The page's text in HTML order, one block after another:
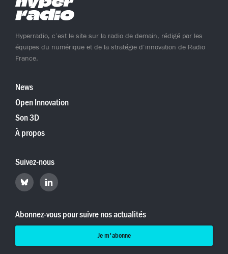
Hyperradio, c’est le site sur la radio de demain, rédigé par les
équipes du numérique et de la stratégie d’innovation de Radio
France.
News
Open Innovation
Son 3D
À propos
Suivez-nous
Retrouvez
Hyperradio
Bluesky
Retrouvez
Hyperradio
LinkedIn
Abonnez-vous pour suivre nos actualités
Je m'abonne